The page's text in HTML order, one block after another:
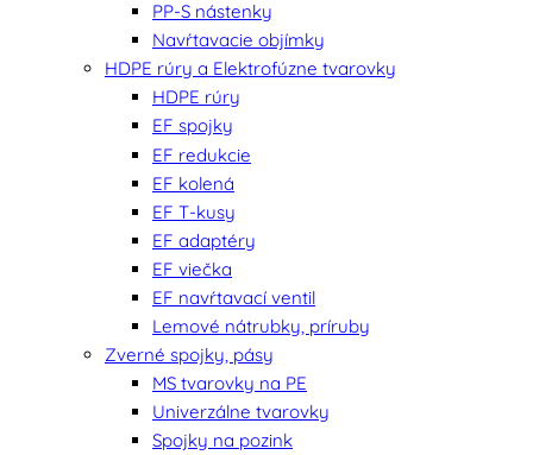
PP-S nástenky
Navŕtavacie objímky
HDPE rúry a Elektrofúzne tvarovky
HDPE rúry
EF spojky
EF redukcie
EF kolená
EF T-kusy
EF adaptéry
EF viečka
EF navŕtavací ventil
Lemové nátrubky, príruby
Zverné spojky, pásy
MS tvarovky na PE
Univerzálne tvarovky
Spojky na pozink